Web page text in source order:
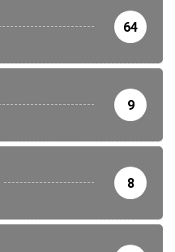
64
9
8